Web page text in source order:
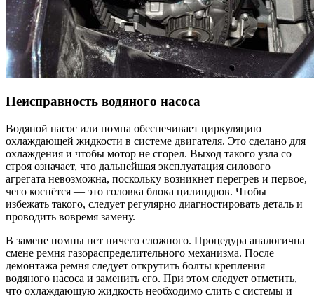
Неисправность водяного насоса
Водяной насос или помпа обеспечивает циркуляцию
охлаждающей жидкости в системе двигателя. Это сделано для
охлаждения и чтобы мотор не сгорел. Выход такого узла со
строя означает, что дальнейшая эксплуатация силового
агрегата невозможна, поскольку возникнет перегрев и первое,
чего коснётся — это головка блока цилиндров. Чтобы
избежать такого, следует регулярно диагностировать деталь и
проводить вовремя замену.
В замене помпы нет ничего сложного. Процедура аналогична
смене ремня газораспределительного механизма. После
демонтажа ремня следует открутить болты крепления
водяного насоса и заменить его. При этом следует отметить,
что охлаждающую жидкость необходимо слить с системы и